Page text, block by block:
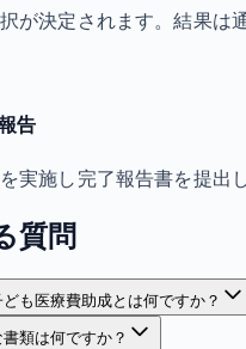
が決定されます。結果は
告
実施し完了報告書を提出
質問
ども医療費助成とは何ですか？
類は何ですか？